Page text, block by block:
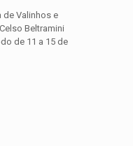
de Valinhos e
Beltramini
de 11 a 15 de